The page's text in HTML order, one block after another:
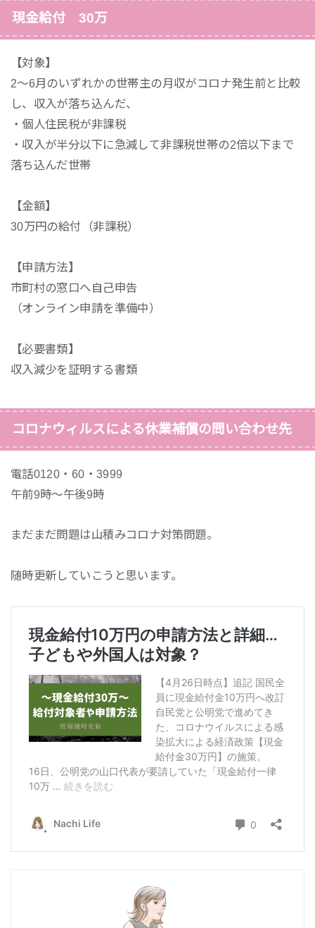
現金給付 30万
【対象】
2～6月のいずれかの世帯主の月収がコロナ発生前と比較
し、収入が落ち込んだ、
・個人住民税が非課税
・収入が半分以下に急減して非課税世帯の2倍以下まで
落ち込んだ世帯
【金額】
30万円の給付（非課税）
【申請方法】
市町村の窓口へ自己申告
（オンライン申請を準備中）
【必要書類】
収入減少を証明する書類
コロナウィルスによる休業補償の問い合わせ先
電話0120・60・3999
午前9時～午後9時
まだまだ問題は山積みコロナ対策問題。
随時更新していこうと思います。